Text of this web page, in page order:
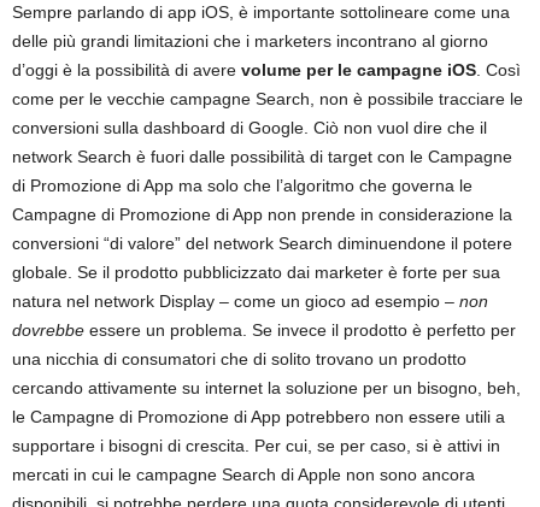
Sempre parlando di app iOS, è importante sottolineare come una
delle più grandi limitazioni che i marketers incontrano al giorno
d’oggi è la possibilità di avere volume per le campagne iOS . Così
come per le vecchie campagne Search, non è possibile tracciare le
conversioni sulla dashboard di Google. Ciò non vuol dire che il
network Search è fuori dalle possibilità di target con le Campagne
di Promozione di App ma solo che l’algoritmo che governa le
Campagne di Promozione di App non prende in considerazione la
conversioni “di valore” del network Search diminuendone il potere
globale. Se il prodotto pubblicizzato dai marketer è forte per sua
natura nel network Display – come un gioco ad esempio – non
dovrebbe essere un problema. Se invece il prodotto è perfetto per
una nicchia di consumatori che di solito trovano un prodotto
cercando attivamente su internet la soluzione per un bisogno, beh,
le Campagne di Promozione di App potrebbero non essere utili a
supportare i bisogni di crescita. Per cui, se per caso, si è attivi in
mercati in cui le campagne Search di Apple non sono ancora
disponibili, si potrebbe perdere una quota considerevole di utenti.